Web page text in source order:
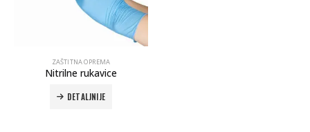
ZAŠTITNA OPREMA
Nitrilne rukavice
DETALJNIJE